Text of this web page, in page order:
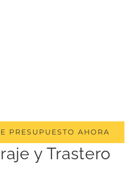
PRESUPUESTO AHORA
y Trastero